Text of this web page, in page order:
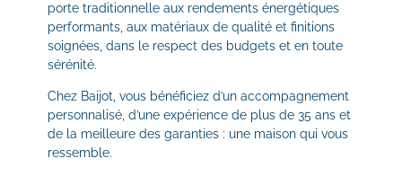
porte traditionnelle aux rendements énergétiques
performants, aux matériaux de qualité et finitions
soignées, dans le respect des budgets et en toute
sérénité.
Chez Baijot, vous bénéficiez d’un accompagnement
personnalisé, d’une expérience de plus de 35 ans et
de la meilleure des garanties : une maison qui vous
ressemble.